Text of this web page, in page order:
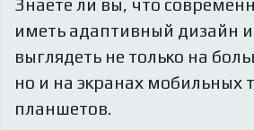
Знаете ли вы, что
иметь адаптивный дизайн
выглядеть не только на
но и на экранах мобильных
планшетов.